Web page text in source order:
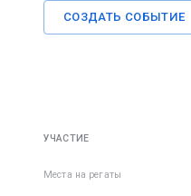
СОЗДАТЬ СОБЫТИЕ
УЧАСТИЕ
Места на регаты